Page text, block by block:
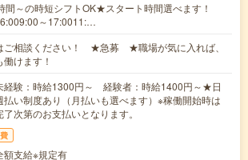
～の時短シフトOK★スタート時間選べます！
～17:0011:…
ご相談ください！ ★急募 ★職場が気に入れば、
けます！
経験：時給1300円～ 経験者：時給1400円～★日
払い制度あり（月払いも選べます）※稼働開始時は
次第のお支払いとなります。
額支給※規定有